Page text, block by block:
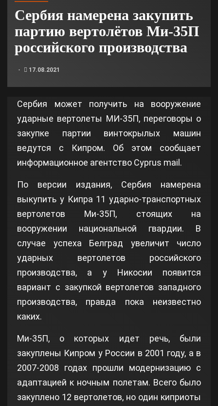
Сербия намерена закупить
партию вертолётов Ми-35П
российского производства
17.08.2021
Сербия может получить на вооружение
ударные вертолеты МИ-35П, переговоры о
закупке партии винтокрылых машин
ведутся с Кипром. Об этом сообщает
информационное агентство Сyprus mail.
По версии издания, Сербия намерена
выкупить у Кипра 11 ударно-транспортных
вертолетов Ми-35П, стоящих на
вооружении национальной гвардии. В
случае успеха Белград увеличит число
ударных вертолетов российского
производства, а у Никосии появится
вариант с закупкой вертолетов западного
производства, правда пока неизвестно
каких.
Ми-35П, о которых идет речь, были
закуплены Кипром у России в 2001 году, а в
2007-2008 годах прошли модернизацию с
адаптацией к ночным полетам. Всего было
закуплено 12 вертолетов, но один киприоты